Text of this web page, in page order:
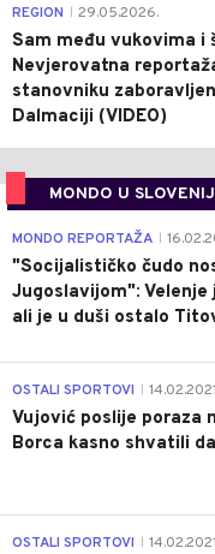
REGION 29.05.2026.
Sam među vukovima i
Nevjerovatna
stanovniku
Dalmaciji (VIDEO)
MONDO U
MONDO REPORTAŽA
"Socijalističko čudo
Jugoslavijom": Velenje
ali je u duši ostalo
OSTALI SPORTOVI
Vujović poslije poraza
Borca kasno shvatili
OSTALI SPORTOVI